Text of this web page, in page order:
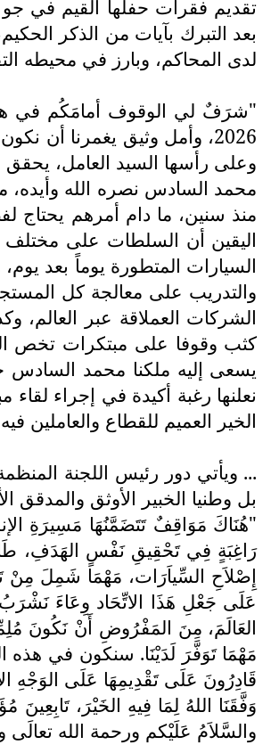
تقديم فقرات حفلها القيم في جو
بعد التبرك بآيات من الذكر
لدى المحاكم، وبارز في محيطه
"شرَفٌ لي الوقوف أمامَكُم في هذا
2026، وأمل وثيق يغمرنا
وعلى رأسها السيد العامل، يحقق
محمد السادس نصره الله وأيده،
منذ سنين، ما دام أمرهم يحتاج
اليقين أن السلطات على مختلف
السيارات المتطورة يوماً بعد
والتدريب على معالجة كل
الشركات العملاقة عبر العالم،
كثب وقوفا على مبتكرات تخص
يسعى إليه ملكنا محمد السادس
نعلنها رغبة أكيدة في إجراء
الخير العميم للقطاع والعاملين
... ويأتي دور رئيس اللجنة
بل وطنيا الخبير الأوثق
"هُنَاكَ مَوَاقِفٌ تَتَضَمَّنُهَا مَسِيرَةِ
رَاغِبَةٍ فِي تَحْقِيقِ نَفْسٍ الهَدَفِ،
إِصْلاَحِ السِّياَرَات، مَهْمَا شَمِلَ مِنْ
عَلَى جَعْلِ هَذَا الاتِّحَاد وِعَاءَ نَشْرَبُ
العَالَمَ، مِنَ المَفْرُوضِ أَنْ نَكُونَ
مَهْمَا تَوَفَّرَ لَدَيْنَا. سنكون في هذه
قَادِرُونَ عَلَى تَقْدِيمِهَا عَلَى الوَجْهِ
وَفَّقَنَا اللهُ لِمَا فِيهِ الخَيْرَ،
والسَّلاَمُ عَلَيْكم ورحمة الله تعالَى